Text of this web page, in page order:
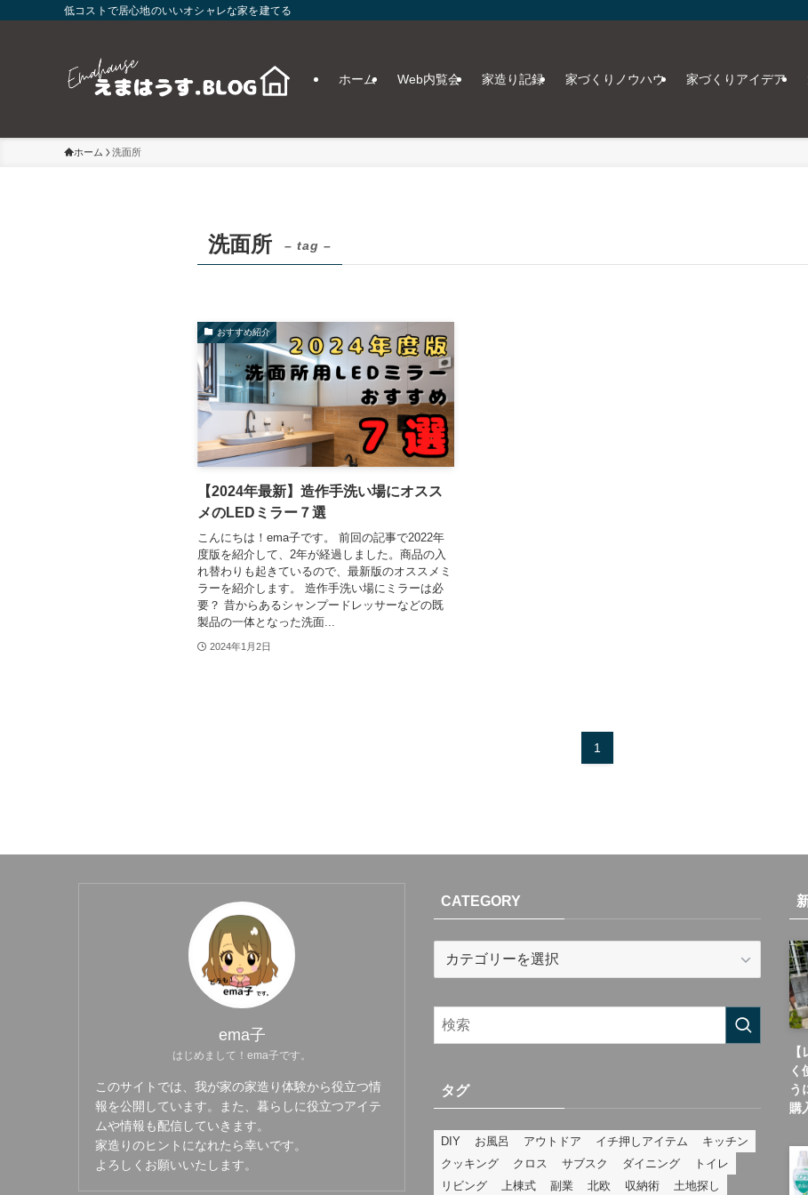
低コストで居心地のいいオシャレな家を建てる
ホーム Web内覧会 家造り記録 家づくりノウハウ 家づくりアイデア
ホーム 洗面所
洗面所 – tag –
おすすめ紹介
【2024年最新】造作手洗い場にオスス
メのLEDミラー７選
こんにちは！ema子です。 前回の記事で2022年
度版を紹介して、2年が経過しました。商品の入
れ替わりも起きているので、最新版のオススメミ
ラーを紹介します。 造作手洗い場にミラーは必
要？ 昔からあるシャンプードレッサーなどの既
製品の一体となった洗面...
2024年1月2日
1
ema子
はじめまして！ema子です。
このサイトでは、我が家の家造り体験から役立つ情
報を公開しています。また、暮らしに役立つアイテ
ムや情報も配信していきます。
家造りのヒントになれたら幸いです。
よろしくお願いいたします。
CATEGORY
CATEGORY
タグ
DIY お風呂 アウトドア イチ押しアイテム
キッチン
クッキング
クロス サブスク ダイニング
トイレ
リビング
上棟式 副業 北欧 収納術 土地探し
く
う
購